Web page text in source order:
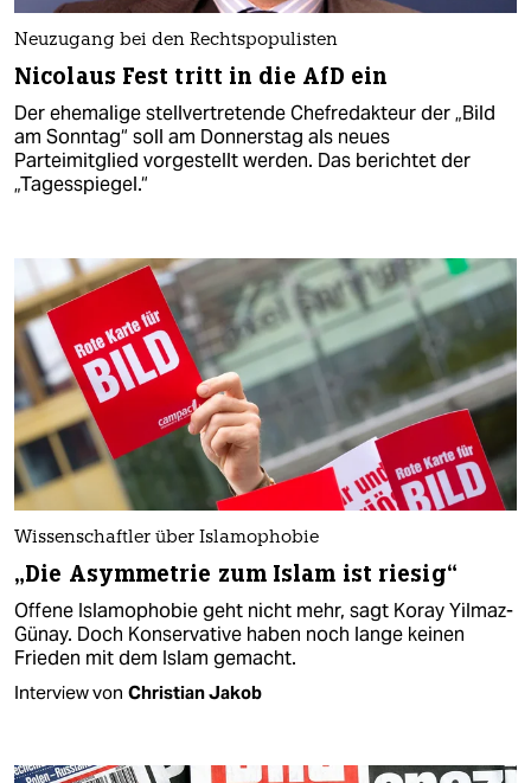
Neuzugang bei den Rechtspopulisten
Nicolaus Fest tritt in die AfD ein
Der ehemalige stellvertretende Chefredakteur der „Bild
am Sonntag“ soll am Donnerstag als neues
Parteimitglied vorgestellt werden. Das berichtet der
„Tagesspiegel.“
Wissenschaftler über Islamophobie
„Die Asymmetrie zum Islam ist riesig“
Offene Islamophobie geht nicht mehr, sagt Koray Yilmaz-
Günay. Doch Konservative haben noch lange keinen
Frieden mit dem Islam gemacht.
Interview von Christian Jakob